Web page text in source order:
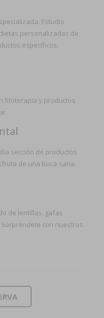
Estudio
personalizadas de
específicos.
fitoterapia y productos
sección de productos
de una boca sana.
de lentillas, gafas
con nuestros